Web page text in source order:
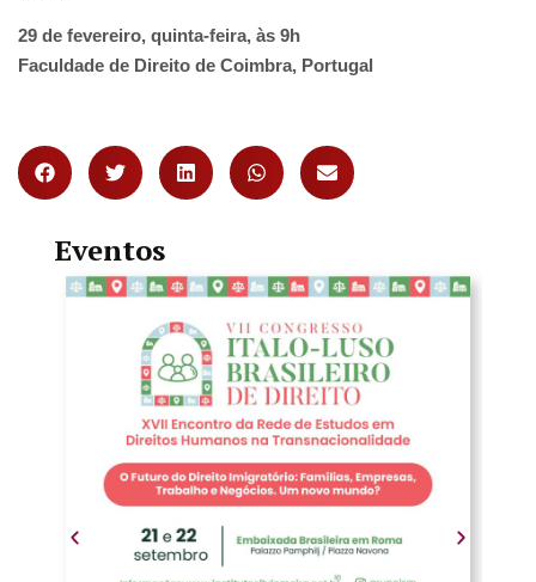
29 de fevereiro, quinta-feira, às 9h
Faculdade de Direito de Coimbra, Portugal
Eventos